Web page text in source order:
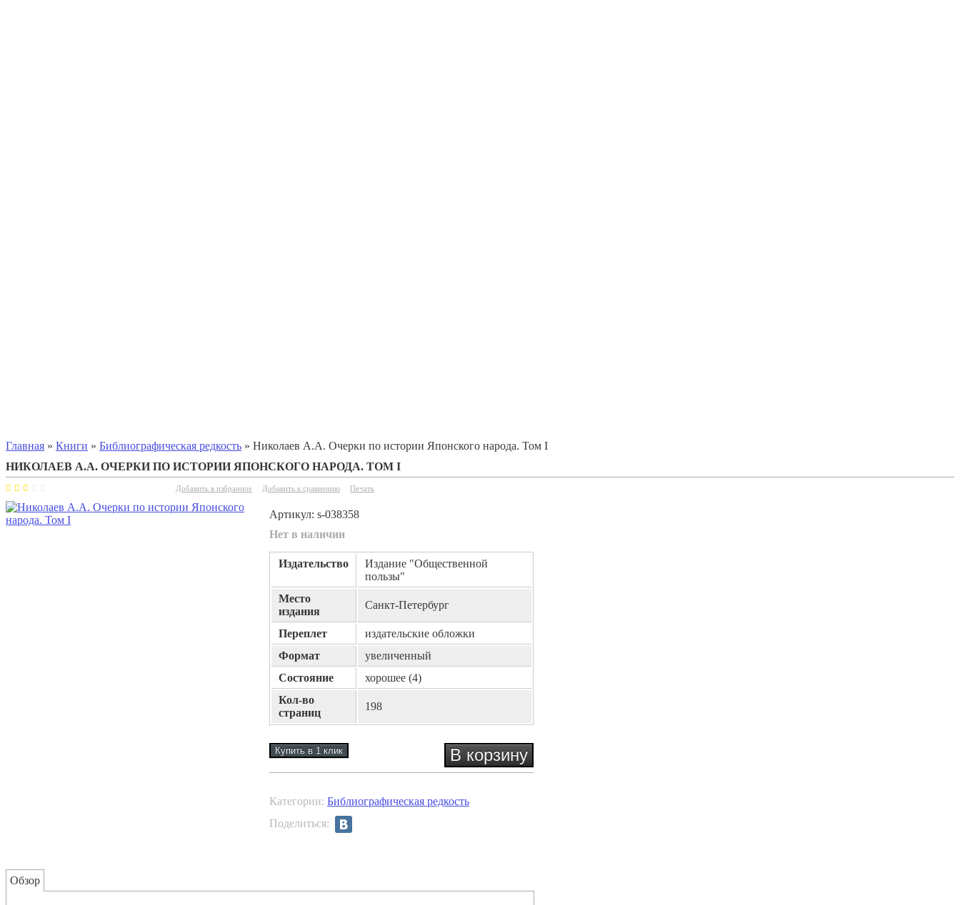
Главная » Книги » Библиографическая редкость » Николаев А.А. Очерки по истории Японского народа. Том I
НИКОЛАЕВ А.А. ОЧЕРКИ ПО ИСТОРИИ ЯПОНСКОГО НАРОДА. ТОМ I
Добавить в избранное Добавить к сравнению Печать
Артикул: s-038358
Нет в наличии
Издательство
Издание "Общественной
пользы"
Место
издания
Санкт-Петербург
Переплет
издательские обложки
Формат
увеличенный
Состояние
хорошее (4)
Кол-во
страниц
198
Категории: Библиографическая редкость
Поделиться:
Обзор